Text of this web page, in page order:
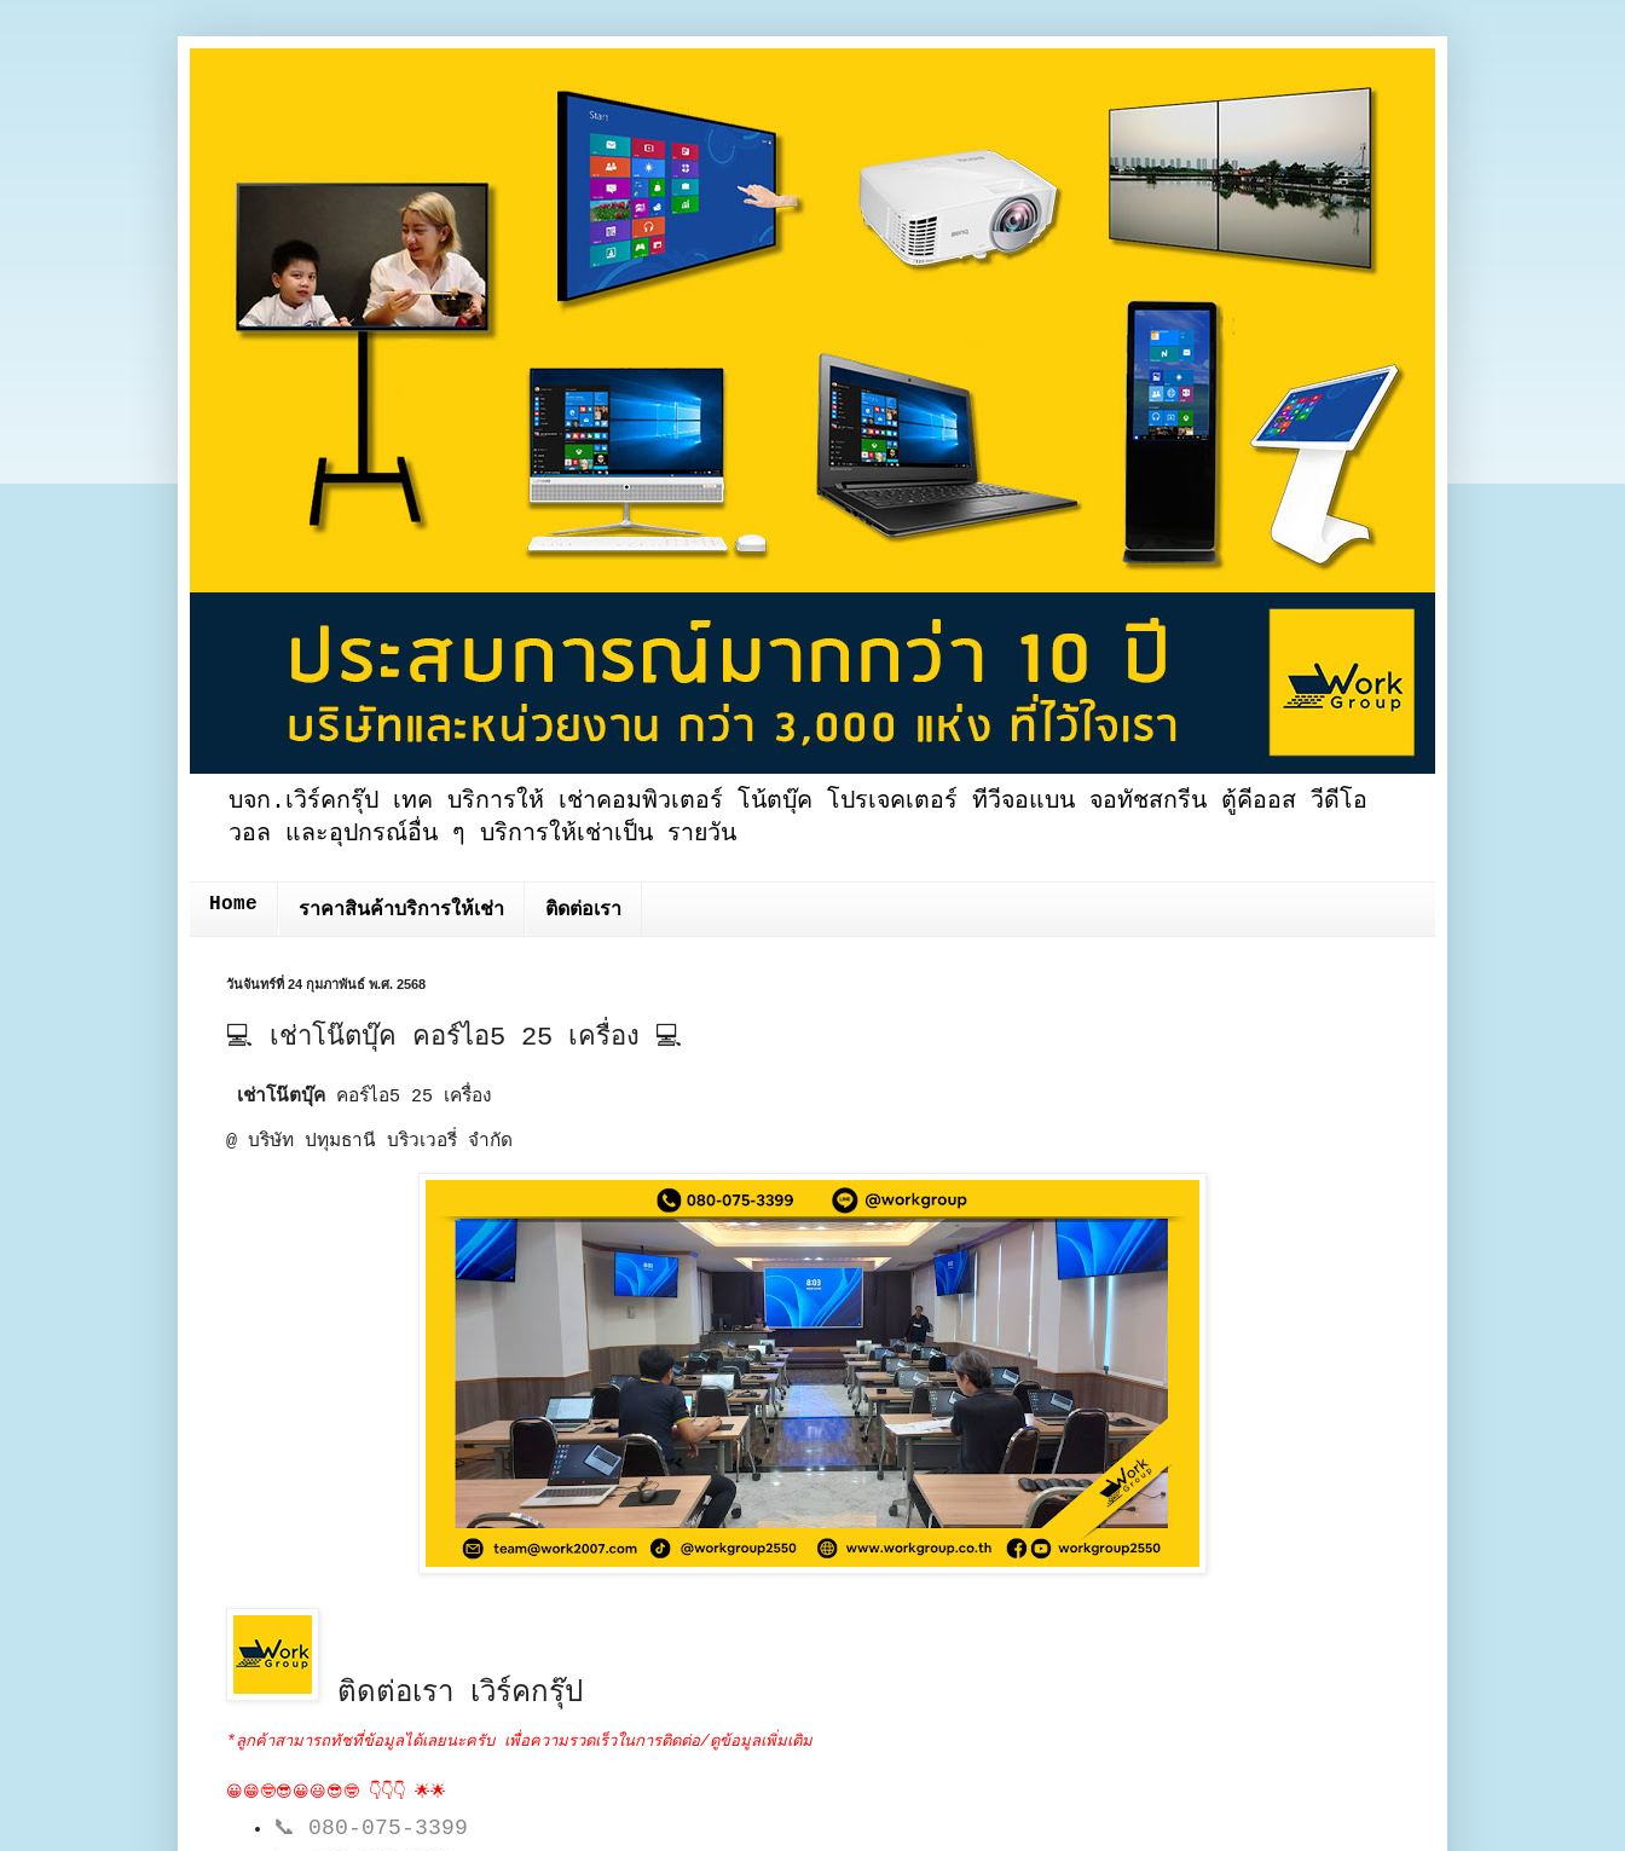
บจก.เวิร์คกรุ๊ป เทค บริการให้ เช่าคอมพิวเตอร์ โน้ตบุ๊ค โปรเจคเตอร์ ทีวีจอแบน จอทัชสกรีน ตู้คีออส วีดีโอ
วอล และอุปกรณ์อื่น ๆ บริการให้เช่าเป็น รายวัน
Home ราคาสินค้าบริการให้เช่า ติดต่อเรา
วันจันทร์ที่ 24 กุมภาพันธ์ พ.ศ. 2568
💻 เช่าโน๊ตบุ๊ค คอร์ไอ5 25 เครื่อง 💻
เช่าโน๊ตบุ๊ค คอร์ไอ5 25 เครื่อง
@ บริษัท ปทุมธานี บริวเวอรี่ จำกัด
ติดต่อเรา เวิร์คกรุ๊ป
*ลูกค้าสามารถทัชที่ข้อมูลได้เลยนะครับ เพื่อความรวดเร็วในการติดต่อ/ดูข้อมูลเพิ่มเติม
😀😁🤓😎😀😃😎🤓 👇👇👇 🌟🌟
📞 080-075-3399